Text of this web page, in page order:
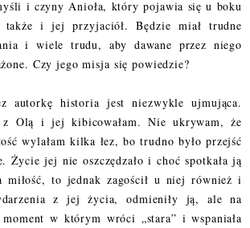
i czyny Anioła, który pojawia się u boku
i jej przyjaciół. Będzie miał trudne
i wiele trudu, aby dawane przez niego
Czy jego misja się powiedzie?
autorkę historia jest niezwykle ujmująca.
z Olą i jej kibicowałam. Nie ukrywam, że
wylałam kilka łez, bo trudno było przejść
Życie jej nie oszczędzało i choć spotkała ją
miłość, to jednak zagościł u niej również i
z jej życia, odmieniły ją, ale na
w którym wróci „stara” i wspaniała